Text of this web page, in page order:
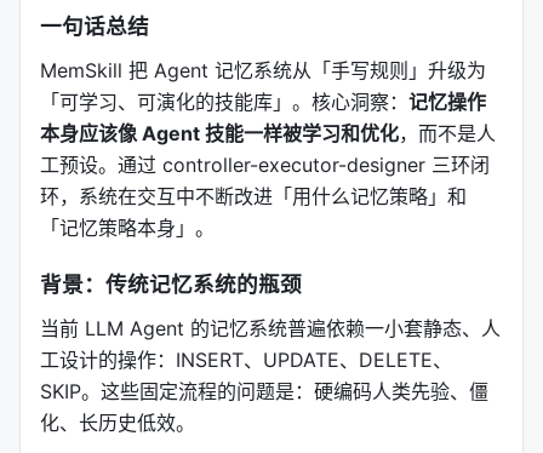
一句话总结
MemSkill 把 Agent 记忆系统从「手写规则」升级为
「可学习、可演化的技能库」。核心洞察： 记忆操作
本身应该像 Agent 技能一样被学习和优化，而不是人
工预设。通过 controller-executor-designer 三环闭
环，系统在交互中不断改进「用什么记忆策略」和
「记忆策略本身」。
背景：传统记忆系统的瓶颈
当前 LLM Agent 的记忆系统普遍依赖一小套静态、人
工设计的操作：INSERT、UPDATE、DELETE、
SKIP。这些固定流程的问题是：硬编码人类先验、僵
化、长历史低效。